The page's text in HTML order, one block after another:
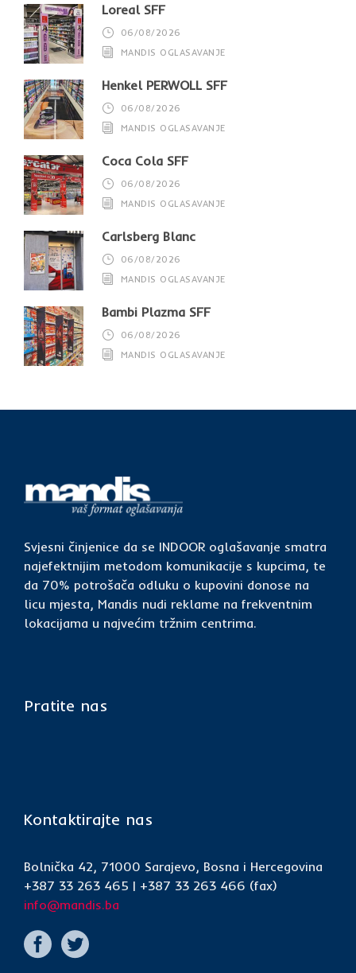
Loreal SFF
06/08/2026
MANDIS OGLASAVANJE
Henkel PERWOLL SFF
06/08/2026
MANDIS OGLASAVANJE
Coca Cola SFF
06/08/2026
MANDIS OGLASAVANJE
Carlsberg Blanc
06/08/2026
MANDIS OGLASAVANJE
Bambi Plazma SFF
06/08/2026
MANDIS OGLASAVANJE
Svjesni činjenice da se INDOOR oglašavanje smatra
najefektnijim metodom komunikacije s kupcima, te
da 70% potrošača odluku o kupovini donose na
licu mjesta, Mandis nudi reklame na frekventnim
lokacijama u najvećim tržnim centrima.
Pratite nas
Kontaktirajte nas
Bolnička 42, 71000 Sarajevo, Bosna i Hercegovina
+387 33 263 465 | +387 33 263 466 (fax)
info@mandis.ba